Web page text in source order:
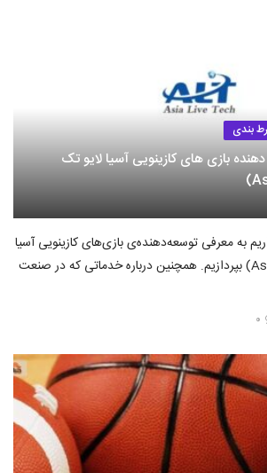
بندی
بازی های کازینویی آسیا لایو تک
به معرفی توسعه‌دهنده‌ی بازی‌های کازینویی آسیا
لایو تک (Asia Live Tech) بپردازیم. همچنین درباره خدماتی که در صنعت
۰